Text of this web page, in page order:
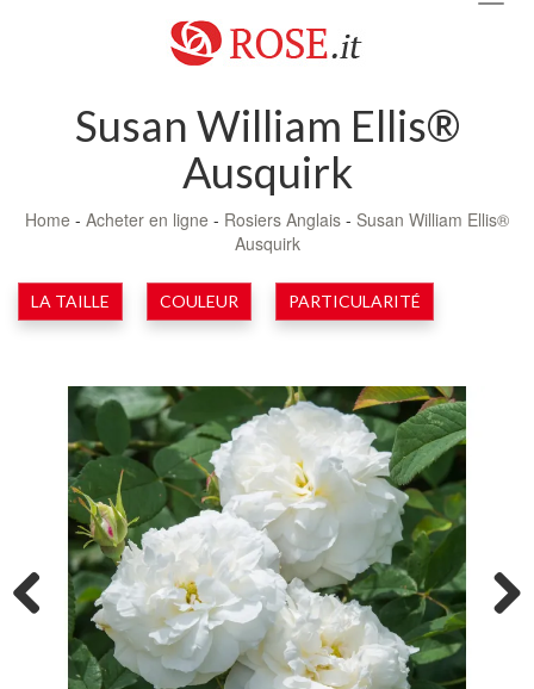
Susan William Ellis®
Ausquirk
Home - Acheter en ligne - Rosiers Anglais - Susan William Ellis®
Ausquirk
LA TAILLE COULEUR PARTICULARITÉ
Previous